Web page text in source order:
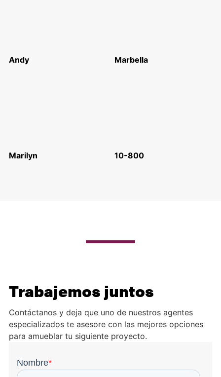
Andy Marbella
Marilyn 10-800
Trabajemos juntos
Contáctanos y deja que uno de nuestros agentes
especializados te asesore con las mejores opciones
para amueblar tu siguiente proyecto.